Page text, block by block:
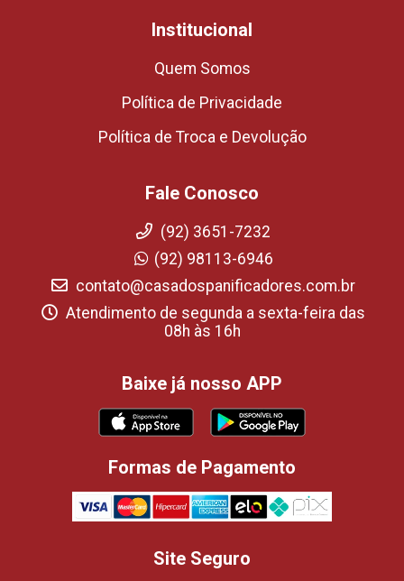
Institucional
Quem Somos
Política de Privacidade
Política de Troca e Devolução
Fale Conosco
(92) 3651-7232
(92) 98113-6946
contato@casadospanificadores.com.br
Atendimento de segunda a sexta-feira das
08h às 16h
Baixe já nosso APP
Formas de Pagamento
Site Seguro